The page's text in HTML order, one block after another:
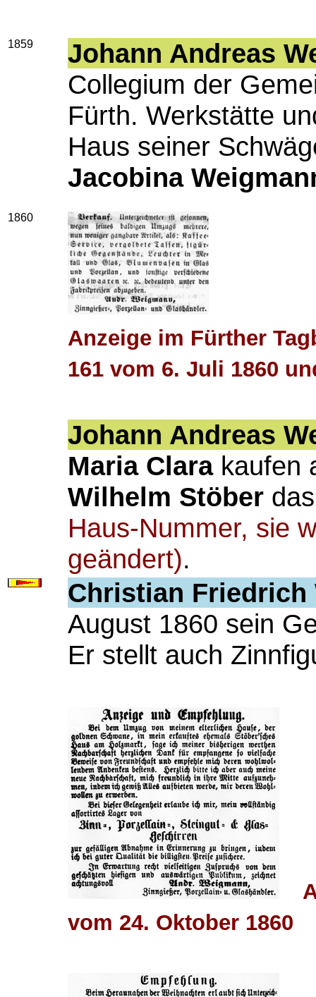
1859
Johann Andreas
Collegium der
Fürth. Werkstätte
Haus seiner
Jacobina
1860
Anzeige im Fürther
161 vom 6. Juli 1860
Johann Andreas
Maria Clarakaufen
Wilhelm Stöber
Haus-Nummer, sie
geändert).
Christian Friedrich
August 1860 sein
Er stellt auch
vom 24. Oktober 1860